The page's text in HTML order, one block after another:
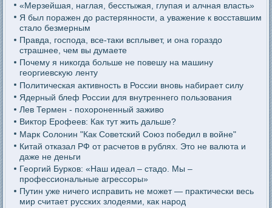
«Мерзейшая, наглая, бесстыжая, глупая и алчная власть»
Я был поражен до растерянности, а уважение к восставшим
стало безмерным
Правда, господа, все-таки всплывет, и она гораздо
страшнее, чем вы думаете
Почему я никогда больше не повешу на машину
георгиевскую ленту
Политическая активность в России вновь набирает силу
Ядерный блеф России для внутреннего пользования
Лев Термен - похороненный заживо
Виктор Ерофеев: Как тут жить дальше?
Марк Солонин "Как Советский Союз победил в войне"
Китай отказал РФ от расчетов в рублях. Это не валюта и
даже не деньги
Георгий Бурков: «Наш идеал – стадо. Мы –
профессиональные агрессоры»
Путин уже ничего исправить не может — практически весь
мир считает русских злодеями, как народ